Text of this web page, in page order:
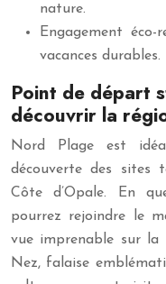
nature.
Engagement
vacances durables.
Point de départ
découvrir la
Nord Plage est
découverte des sites
Côte d’Opale. En
pourrez rejoindre le
vue imprenable sur la
Nez, falaise